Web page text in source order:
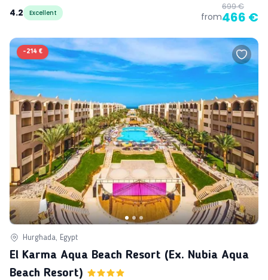
4.2
Excellent from
699 €
466 €
-214 €
Hurghada, Egypt
El Karma Aqua Beach Resort (ex. Nubia Aqua
Beach Resort)